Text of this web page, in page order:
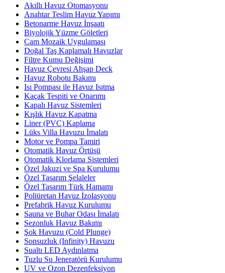
Akıllı Havuz Otomasyonu
Anahtar Teslim Havuz Yapımı
Betonarme Havuz İnşaatı
Biyolojik Yüzme Göletleri
Cam Mozaik Uygulaması
Doğal Taş Kaplamalı Havuzlar
Filtre Kumu Değişimi
Havuz Çevresi Ahşap Deck
Havuz Robotu Bakımı
Isı Pompası ile Havuz Isıtma
Kaçak Tespiti ve Onarımı
Kapalı Havuz Sistemleri
Kışlık Havuz Kapatma
Liner (PVC) Kaplama
Lüks Villa Havuzu İmalatı
Motor ve Pompa Tamiri
Otomatik Havuz Örtüsü
Otomatik Klorlama Sistemleri
Özel Jakuzi ve Spa Kurulumu
Özel Tasarım Şelaleler
Özel Tasarım Türk Hamamı
Poliüretan Havuz İzolasyonu
Prefabrik Havuz Kurulumu
Sauna ve Buhar Odası İmalatı
Sezonluk Havuz Bakımı
Şok Havuzu (Cold Plunge)
Sonsuzluk (Infinity) Havuzu
Sualtı LED Aydınlatma
Tuzlu Su Jeneratörü Kurulumu
UV ve Ozon Dezenfeksiyon